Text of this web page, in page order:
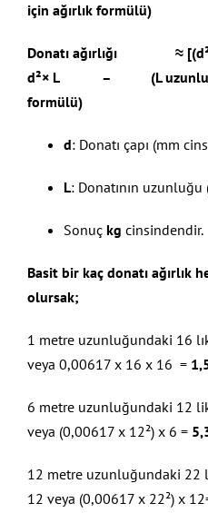
için ağırlık formülü)
Donatı ağırlığı ≈
d²× L – (L
formülü)
d: Donatı çapı (mm
L: Donatının
Sonuç kg cinsindendir.
Basit bir kaç donatı ağırlık
olursak;
1 metre uzunluğundaki 16
veya 0,00617 x 16 x 16 =
6 metre uzunluğundaki 12
veya (0,00617 x 12²) x 6 =
12 metre uzunluğundaki 22
12 veya (0,00617 x 22²) x